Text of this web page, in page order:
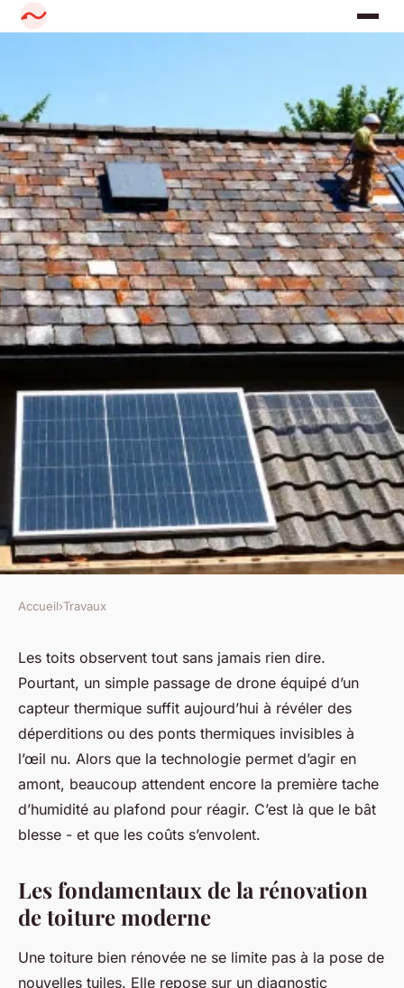
Les meilleures stratégies pour
rénover et protéger votre
toiture
Auberte• 30/03/2026 11:03•9 min de lecture
Accueil›Travaux
Les toits observent tout sans jamais rien dire.
Pourtant, un simple passage de drone équipé d’un
capteur thermique suffit aujourd’hui à révéler des
déperditions ou des ponts thermiques invisibles à
l’œil nu. Alors que la technologie permet d’agir en
amont, beaucoup attendent encore la première tache
d’humidité au plafond pour réagir. C’est là que le bât
blesse - et que les coûts s’envolent.
Les fondamentaux de la rénovation
de toiture moderne
Une toiture bien rénovée ne se limite pas à la pose de
nouvelles tuiles. Elle repose sur un diagnostic